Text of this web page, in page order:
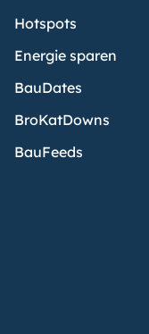
Hotspots
Energie sparen
BauDates
BroKatDowns
BauFeeds